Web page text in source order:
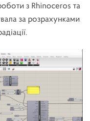
з Rhinoceros та
за розрахунками